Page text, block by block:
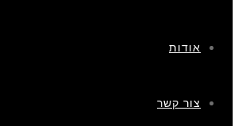
אודות
צור קשר